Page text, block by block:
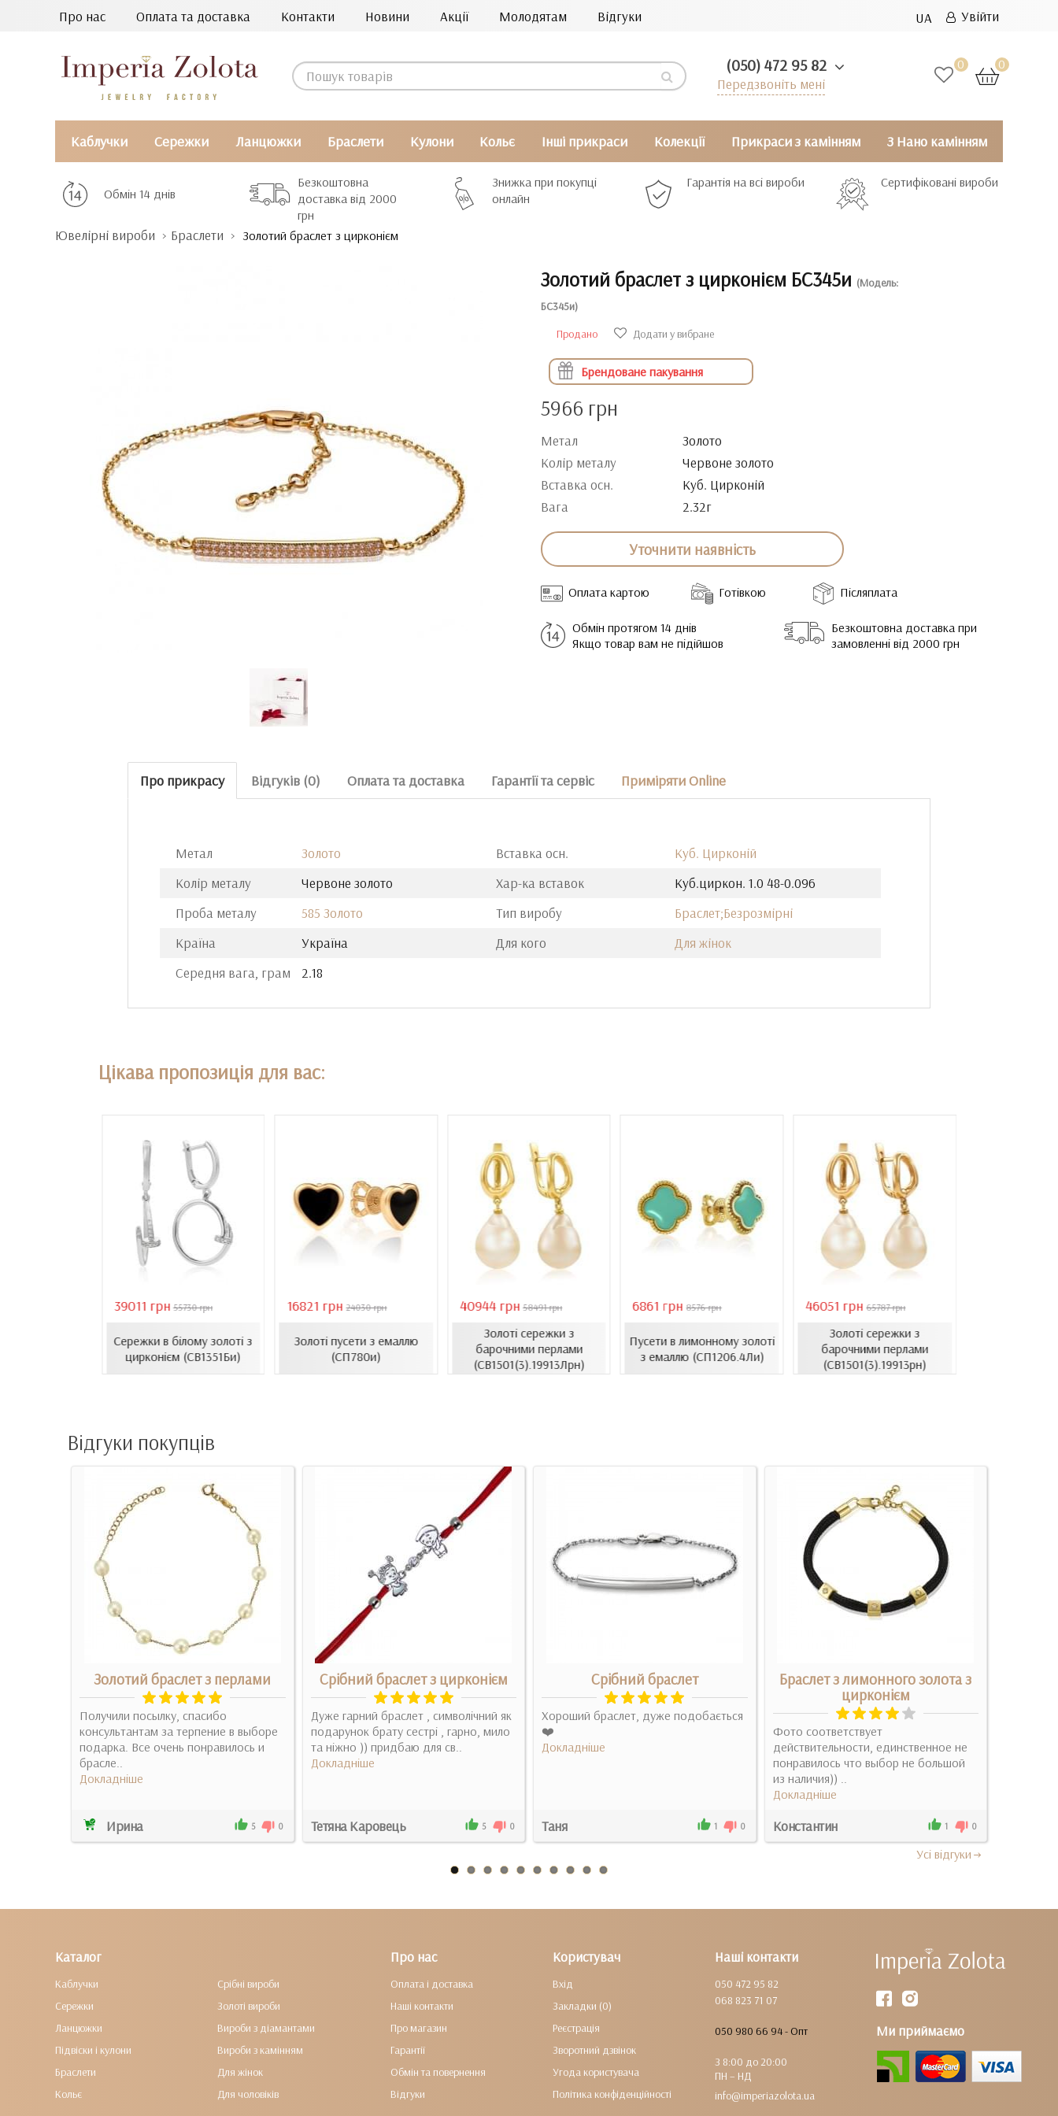
Про нас Оплата та доставка Контакти Новини Акції Молодятам Відгуки UA Увійти
0 0
(050) 472 95 82
Передзвоніть мені
Каблучки Сережки Ланцюжки Браслети Кулони Кольє Інші прикраси Колекції Прикраси з камінням З Нано камінням
Обмін 14 днів
Безкоштовна
доставка від 2000
грн
Знижка при покупці
онлайн
Гарантія на всі вироби Сертифіковані вироби
Ювелірні вироби Браслети Золотий браслет з цирконієм
Золотий браслет з цирконієм БС345и (Модель:
БС345и)
Продано
Додати у вибране
Брендоване пакування
5966 грн
Метал
Золото
Колір металу
Червоне золото
Вставка осн.
Куб. Цирконій
Вага
2.32г
Уточнити наявність
Оплата картою Готівкою Післяплата
Обмін протягом 14 днів
Якщо товар вам не підійшов
Безкоштовна доставка при
замовленні від 2000 грн
Про прикрасу Відгуків (0) Оплата та доставка Гарантії та сервіс Приміряти Online
Метал
Золото
Колір металу
Червоне золото
Проба металу
585 Золото
Країна
Україна
Середня вага, грам
2.18
Вставка осн.
Куб. Цирконій
Хар-ка вставок
Куб.циркон. 1.0 48-0.096
Тип виробу
Браслет;Безрозмірні
Для кого
Для жінок
Цікава пропозиція для вас:
39011 грн 55730 грн
Сережки в білому золоті з
цирконієм (СВ1351Би)
16821 грн 24030 грн
Золоті пусети з емаллю
(СП780и)
40944 грн 58491 грн
Золоті сережки з
барочними перлами
(СВ1501(3).19913Лрн)
6861 грн 8576 грн
Пусети в лимонному золоті
з емаллю (СП1206.4Ли)
46051 грн 65787 грн
Золоті сережки з
барочними перлами
(СВ1501(3).19913рн)
Відгуки покупців
Золотий браслет з перлами
Получили посылку, спасибо
консультантам за терпение в выборе
подарка. Все очень понравилось и
брасле..
Докладніше
Ирина 5 0
Срібний браслет з цирконієм
Дуже гарний браслет , символічний як
подарунок брату сестрі , гарно, мило
та ніжно )) придбаю для св..
Докладніше
Тетяна Каровець 5 0
Срібний браслет
Хороший браслет, дуже подобається
❤️
Докладніше
Таня 1 0
Браслет з лимонного золота з
цирконієм
Фото соответствует
действительности, единственное не
понравилось что выбор не большой
из наличия)) ..
Докладніше
Константин 1 0
Усi вiдгуки
Наші контакти
050 472 95 82
068 823 71 07
050 980 66 94 - Опт
З 8:00 до 20:00
ПН – НД
info@imperiazolota.ua
Ми приймаємо
Каталог
Каблучки
Сережки
Ланцюжки
Підвіски і кулони
Браслети
Кольє
Срібні вироби
Золоті вироби
Вироби з діамантами
Вироби з камінням
Для жінок
Для чоловіків
Про нас
Оплата і доставка
Наші контакти
Про магазин
Гарантії
Обмін та повернення
Відгуки
Користувач
Вхід
Закладки (0)
Реєстрація
Зворотний дзвінок
Угода користувача
Політика конфіденційності